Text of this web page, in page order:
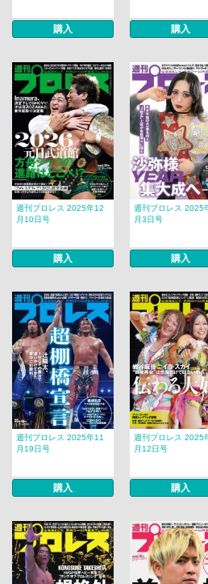
購入 購入
週刊プロレス 2025年12
月10日号
購入
週刊プロレス 2025
月3日号
購入
週刊プロレス 2025年11
月19日号
購入
週刊プロレス 2025
月12日号
購入